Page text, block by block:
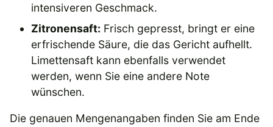
intensiveren Geschmack.
Zitronensaft: Frisch gepresst, bringt er eine
erfrischende Säure, die das Gericht aufhellt.
Limettensaft kann ebenfalls verwendet
werden, wenn Sie eine andere Note
wünschen.
Die genauen Mengenangaben finden Sie am Ende